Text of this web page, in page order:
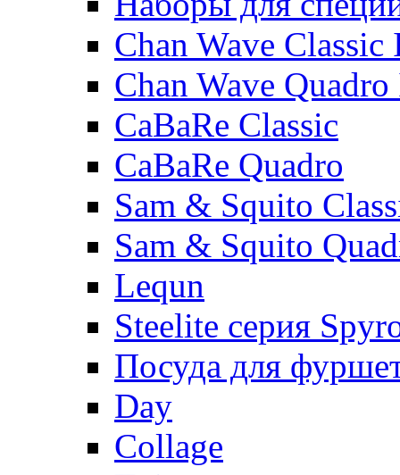
Chan Wave
Chan Wave
CaBaRe Classic
CaBaRe Quadro
Sam & Squito
Sam & Squito
Lequn
Steelite серия
Посуда для
Day
Collage